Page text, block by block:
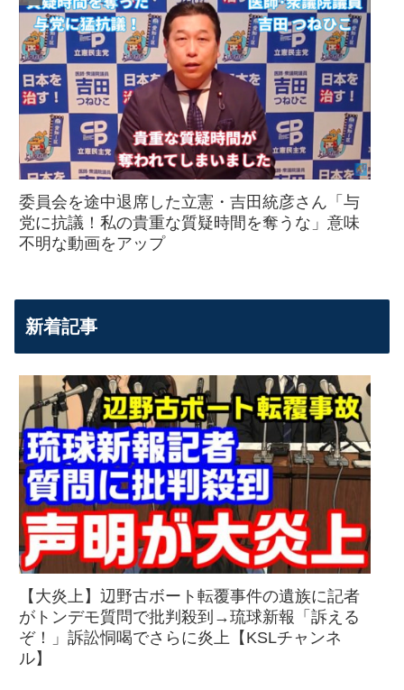
委員会を途中退席した立憲・吉田統彦さん「与
党に抗議！私の貴重な質疑時間を奪うな」意味
不明な動画をアップ
新着記事
【大炎上】辺野古ボート転覆事件の遺族に記者
がトンデモ質問で批判殺到→琉球新報「訴える
ぞ！」訴訟恫喝でさらに炎上【KSLチャンネ
ル】